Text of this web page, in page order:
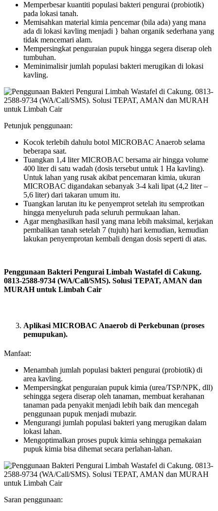
Memperbesar kuantiti populasi bakteri pengurai (probiotik)
pada lokasi tanah.
Memisahkan material kimia pencemar (bila ada) yang mana
ada di lokasi kavling menjadi } bahan organik sederhana yang
tidak mencemari alam.
Mempersingkat penguraian pupuk hingga segera diserap oleh
tumbuhan.
Meminimalisir jumlah populasi bakteri merugikan di lokasi
kavling.
Petunjuk penggunaan:
Kocok terlebih dahulu botol MICROBAC Anaerob selama
beberapa saat.
Tuangkan 1,4 liter MICROBAC bersama air hingga volume
400 liter di satu wadah (dosis tersebut untuk 1 Ha kavling).
Untuk lahan yang rusak akibat pencemaran kimia, ukuran
MICROBAC digandakan sebanyak 3-4 kali lipat (4,2 liter –
5,6 liter) dari takaran umum itu.
Tuangkan larutan itu ke penyemprot setelah itu semprotkan
hingga menyeluruh pada seluruh permukaan lahan.
Agar menghasilkan hasil yang mana lebih maksimal, kerjakan
pembalikan tanah setelah 7 (tujuh) hari kemudian, kemudian
lakukan penyemprotan kembali dengan dosis seperti di atas.
Penggunaan Bakteri Pengurai Limbah Wastafel di Cakung.
0813-2588-9734 (WA/Call/SMS). Solusi TEPAT, AMAN dan
MURAH untuk Limbah Cair
Aplikasi MICROBAC Anaerob di Perkebunan (proses
pemupukan).
Manfaat:
Menambah jumlah populasi bakteri pengurai (probiotik) di
area kavling.
Mempersingkat penguraian pupuk kimia (urea/TSP/NPK, dll)
sehingga segera diserap oleh tanaman, membuat kerahanan
tanaman pada penyakit menjadi lebih baik dan mencegah
penggunaan pupuk menjadi mubazir.
Mengurangi jumlah populasi bakteri yang merugikan dalam
lokasi lahan.
Mengoptimalkan proses pupuk kimia sehingga pemakaian
pupuk kimia bisa dihemat secara perlahan-lahan.
Saran penggunaan: